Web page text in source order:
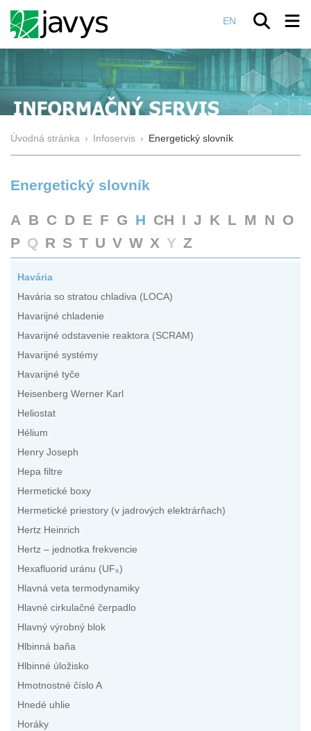
EN
Úvodná stránka › Infoservis › Energetický slovník
Energetický slovník
A B C D E F G H CH I J K L M N O
P Q R S T U V W X Y Z
Havária
Havária so stratou chladiva (LOCA)
Havarijné chladenie
Havarijné odstavenie reaktora (SCRAM)
Havarijné systémy
Havarijné tyče
Heisenberg Werner Karl
Heliostat
Hélium
Henry Joseph
Hepa filtre
Hermetické boxy
Hermetické priestory (v jadrových elektrárňach)
Hertz Heinrich
Hertz – jednotka frekvencie
Hexafluorid uránu (UF₆)
Hlavná veta termodynamiky
Hlavné cirkulačné čerpadlo
Hlavný výrobný blok
Hlbinná baňa
Hlbinné úložisko
Hmotnostné číslo A
Hnedé uhlie
Horáky